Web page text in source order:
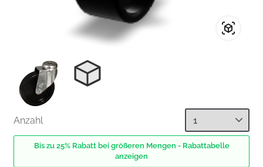
Anzahl
Bis zu 25% Rabatt bei größeren Mengen - Rabattabelle
anzeigen